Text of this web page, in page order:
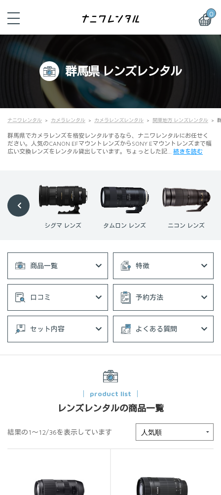
0
群馬県 レンズレンタル
ナニワレンタル カメラレンタル カメラレンズレンタル 関東地方 レンズレンタル
群馬県でカメラレンズを格安レンタルするなら、ナニワレンタルにお任せく
ださい。人気のCANON EFマウントレンズからSONY Eマウントレンズまで幅
広い交換レンズをレンタル貸出しています。ちょっとした記… 続きを読む
シグマ レンズ タムロン レンズ ニコン レンズ
商品一覧 特徴
口コミ 予約方法
セット内容 よくある質問
product list
レンズレンタルの商品一覧
結果の1～12/36を表示しています